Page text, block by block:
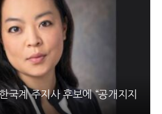
국계 주지사 후보에 “공개지지